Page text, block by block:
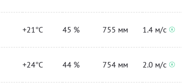
+21°C 45 % 755 мм 1.4 м/с
+24°C 44 % 754 мм 2.0 м/с